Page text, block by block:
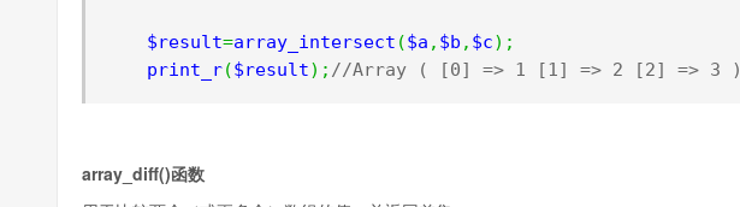
    $result
=array_intersect ($a , $b , $c);
    print_r
($result); //Array ( [0] => 1 [1] => 2 [2] => 3 )
array_diff()函数